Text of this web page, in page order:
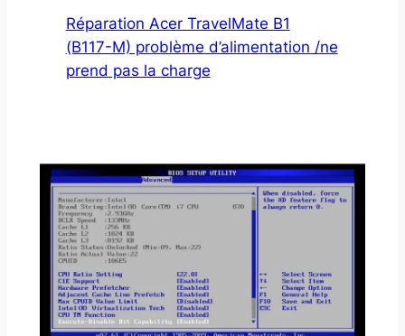
Réparation Acer TravelMate B1
(B117-M) problème d’alimentation /ne
prend pas la charge